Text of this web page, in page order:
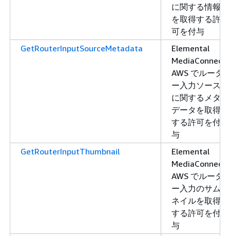
に関する情報
を取得する許
可を付与
GetRouterInputSourceMetadata
Elemental
MediaConnect
AWS でルータ
ー入力ソース
に関するメタ
データを取得
する許可を付
与
GetRouterInputThumbnail
Elemental
MediaConnect
AWS でルータ
ー入力のサム
ネイルを取得
する許可を付
与